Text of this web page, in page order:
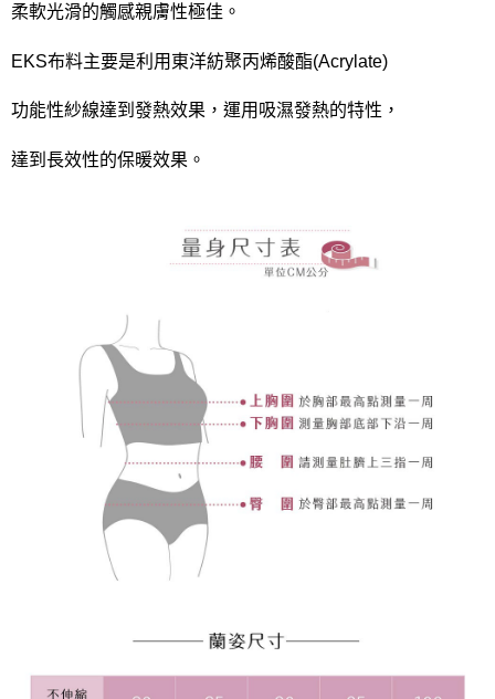
柔軟光滑的觸感親膚性極佳。
EKS布料主要是利用東洋紡聚丙烯酸酯(Acrylate)
功能性紗線達到發熱效果，運用吸濕發熱的特性，
達到長效性的保暖效果。